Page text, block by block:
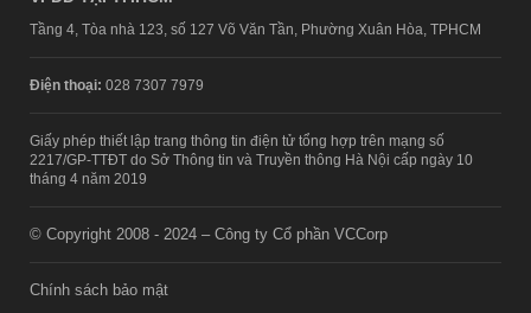
Tầng 4, Tòa nhà 123, số 127 Võ Văn Tần, Phường Xuân Hòa, TPHCM
Điện thoại: 028 7307 7979
Giấy phép thiết lập trang thông tin điện tử tổng hợp trên mạng số
2217/GP-TTĐT do Sở Thông tin và Truyền thông Hà Nội cấp ngày 10
tháng 4 năm 2019
© Copyright 2008 - 2024 – Công ty Cổ phần VCCorp
Chính sách bảo mật